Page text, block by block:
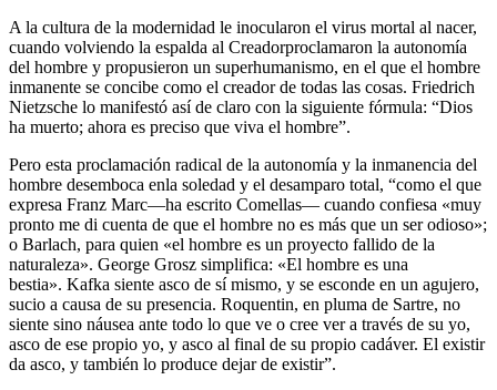
A la cultura de la modernidad le inocularon el virus mortal al nacer,
cuando volviendo la espalda al Creadorproclamaron la autonomía
del hombre y propusieron un superhumanismo, en el que el hombre
inmanente se concibe como el creador de todas las cosas. Friedrich
Nietzsche lo manifestó así de claro con la siguiente fórmula: “Dios
ha muerto; ahora es preciso que viva el hombre”.
Pero esta proclamación radical de la autonomía y la inmanencia del
hombre desemboca enla soledad y el desamparo total, “como el que
expresa Franz Marc—ha escrito Comellas— cuando confiesa «muy
pronto me di cuenta de que el hombre no es más que un ser odioso»;
o Barlach, para quien «el hombre es un proyecto fallido de la
naturaleza». George Grosz simplifica: «El hombre es una
bestia». Kafka siente asco de sí mismo, y se esconde en un agujero,
sucio a causa de su presencia. Roquentin, en pluma de Sartre, no
siente sino náusea ante todo lo que ve o cree ver a través de su yo,
asco de ese propio yo, y asco al final de su propio cadáver. El existir
da asco, y también lo produce dejar de existir”.